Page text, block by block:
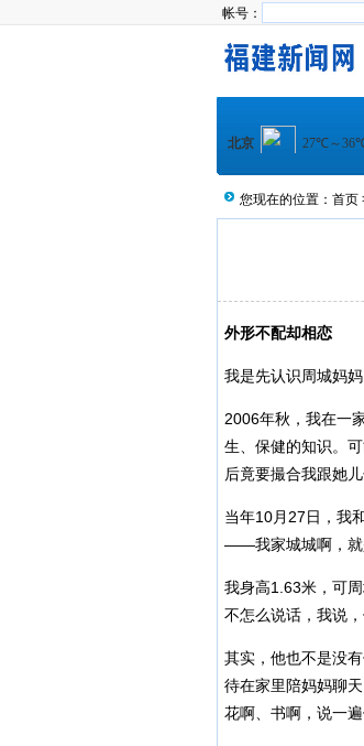
帐号：
您现在的位置： 首页
外形不配却相恋
我是先认识周城妈妈
2006年秋，我在一
生、保健的知识。
后竟要撮合我跟她儿
当年10月27日，我
——我家城城啊，就
我身高1.63米，可
不怎么说话，我说
其实，他也不是没
待在家里陪妈妈聊
花啊、书啊，说一